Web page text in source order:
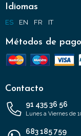
Idiomas
ES EN FR IT
Métodos de pago
Contacto
91 435 36 56
Lunes a Viernes de
683 185 759